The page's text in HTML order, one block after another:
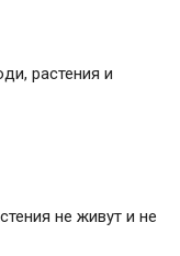
растения и
не живут и не